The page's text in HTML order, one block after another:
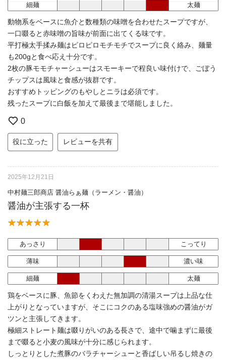
細麺 太麺
動物系をベースに魚介と数種類の味噌を合わせたスープですが、
一口啜ると赤味噌の旨味が前面に出てくる味です。
平打極太手揉み麺はピロピロモチモチでスープに良く絡み、麺量
も200gと食べ応え十分です。
2枚の豚モモチャーシューはスモーキーで程良い味付けで、ごぼう
チップスは風味と食感が抜群です。
おすすめトッピングのもやしとニラは必須です。
残ったスープに白飯を加えて最後まで堪能しました。
0
役に立った レビューを共有
2025年12月21日
中村麺三郎商店 醤油らぁ麺（ラーメン・醤油）
醤油が主張する一杯
あっさり こってり
薄味 濃い味
細麺 太麺
鶏をベースに豚、魚節をくわえた無加調の清湯スープは上品な仕
上がりとなっていますが、そこにコクのある塩味強めの醤油がガ
ツンと主張してきます。
極細ストレート麺は啜りがいのある長さで、途中で噛まずに最後
まで啜ると小麦の風味が十分に感じられます。
しっとりとした煮豚のバラチャーシューと香ばしい吊るし焼きの